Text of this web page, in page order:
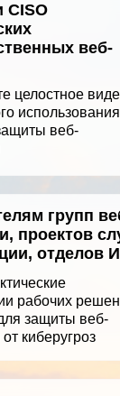
рабочих
защиты веб-
киберугроз
групп
проектов
отделов
целостное
использования
веб-
CISO
веб-